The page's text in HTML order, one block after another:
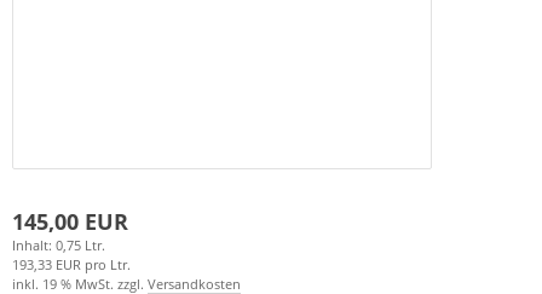
145,00 EUR
Inhalt: 0,75 Ltr.
193,33 EUR pro Ltr.
inkl. 19 % MwSt. zzgl. Versandkosten